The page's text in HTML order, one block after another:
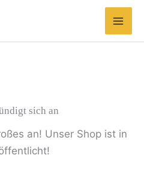
sich an
an! Unser Shop ist in